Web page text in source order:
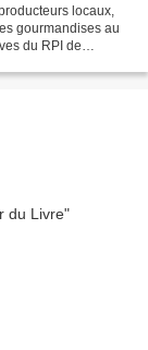
locaux,
gourmandises au
du RPI de